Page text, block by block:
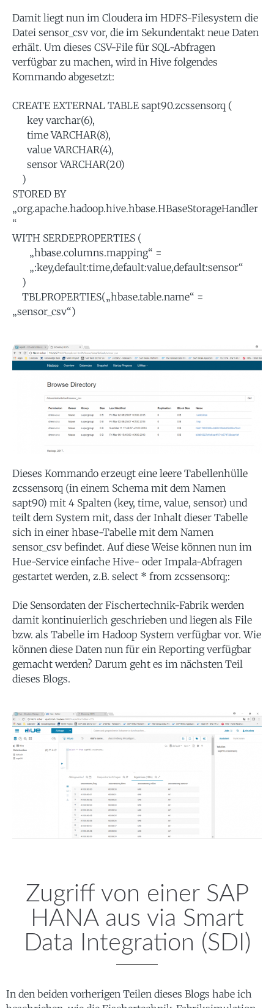
Damit liegt nun im Cloudera im HDFS-Filesystem die
Datei sensor_csv vor, die im Sekundentakt neue Daten
erhält. Um dieses CSV-File für SQL-Abfragen
verfügbar zu machen, wird in Hive folgendes
Kommando abgesetzt:
CREATE EXTERNAL TABLE sapt90.zcssensorq (
key varchar(6),
time VARCHAR(8),
value VARCHAR(4),
sensor VARCHAR(20)
)
STORED BY
„org.apache.hadoop.hive.hbase.HBaseStorageHandler
“
WITH SERDEPROPERTIES (
„hbase.columns.mapping“ =
„:key,default:time,default:value,default:sensor“
)
TBLPROPERTIES(„hbase.table.name“ =
„sensor_csv“)
Dieses Kommando erzeugt eine leere Tabellenhülle
zcssensorq (in einem Schema mit dem Namen
sapt90) mit 4 Spalten (key, time, value, sensor) und
teilt dem System mit, dass der Inhalt dieser Tabelle
sich in einer hbase-Tabelle mit dem Namen
sensor_csv befindet. Auf diese Weise können nun im
Hue-Service einfache Hive- oder Impala-Abfragen
gestartet werden, z.B. select * from zcssensorq;:
Die Sensordaten der Fischertechnik-Fabrik werden
damit kontinuierlich geschrieben und liegen als File
bzw. als Tabelle im Hadoop System verfügbar vor. Wie
können diese Daten nun für ein Reporting verfügbar
gemacht werden? Darum geht es im nächsten Teil
dieses Blogs.
Zugriff von einer SAP
HANA aus via Smart
Data Integration (SDI)
In den beiden vorherigen Teilen dieses Blogs habe ich